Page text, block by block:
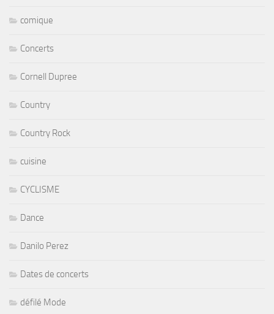
comique
Concerts
Cornell Dupree
Country
Country Rock
cuisine
CYCLISME
Dance
Danilo Perez
Dates de concerts
défilé Mode